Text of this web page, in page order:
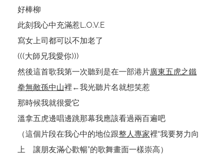
好棒柳
此刻我心中充滿惹L.O.V.E
寫女上司都可以不加老了
(((大師兄我愛你)))
然後這首歌我第一次聽到是在一部港片廣東五虎之鐵
拳無敵孫中山裡←我光聽片名就想笑惹
那時候我就很愛它
溫拿五虎邊唱邊跳那幕我應該看過兩百遍吧
（這個片段在我心中的地位跟整人專家裡“我要努力向
上 讓朋友滿心歡暢”的歌舞畫面一樣崇高）